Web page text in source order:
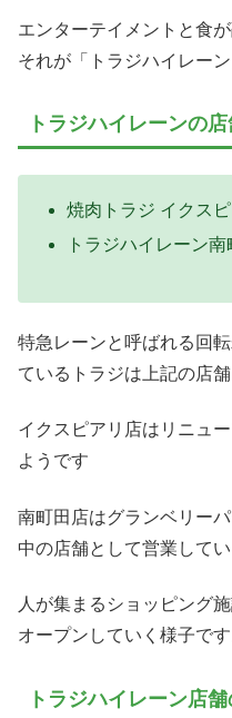
エンターテイメントと食
それが「トラジハイレーン
トラジハイレーンの店
焼肉トラジ イクス
トラジハイレーン
特急レーンと呼ばれる回
ているトラジは上記の店舗
イクスピアリ店はリニュ
ようです
南町田店はグランベリー
中の店舗として営業してい
人が集まるショッピング
オープンしていく様子です
トラジハイレーン店